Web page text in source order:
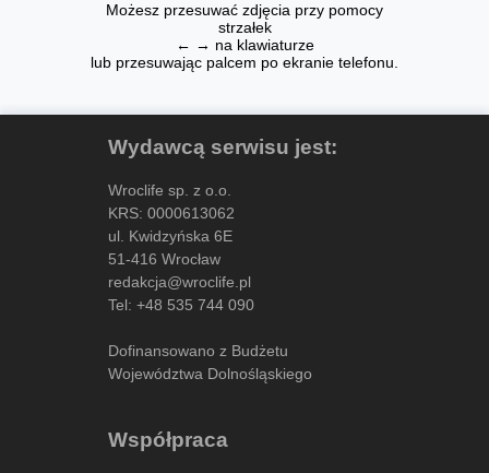
Możesz przesuwać zdjęcia przy pomocy
strzałek
← → na klawiaturze
lub przesuwając palcem po ekranie telefonu.
Wydawcą serwisu jest:
Wroclife sp. z o.o.
KRS: 0000613062
ul. Kwidzyńska 6E
51-416 Wrocław
redakcja@wroclife.pl
Tel: +48 535 744 090
Dofinansowano z Budżetu
Województwa Dolnośląskiego
Współpraca